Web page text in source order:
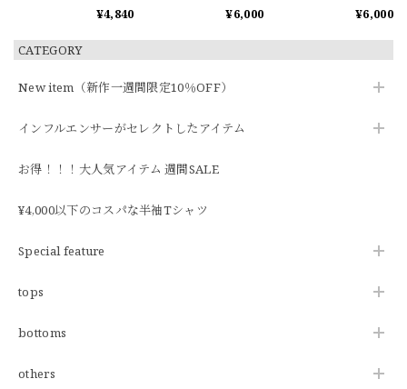
CATEGORY
New item（新作一週間限定10％OFF）
インフルエンサーがセレクトしたアイテム
お得！！！大人気アイテム 週間SALE
¥4,000以下のコスパな半袖Tシャツ
Special feature
tops
bottoms
others
¥4,840 ¥6,000 ¥6,000